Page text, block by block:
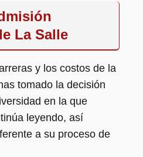
La Salle
y los costos de la
tomado la decisión
en la que
leyendo, así
a su proceso de